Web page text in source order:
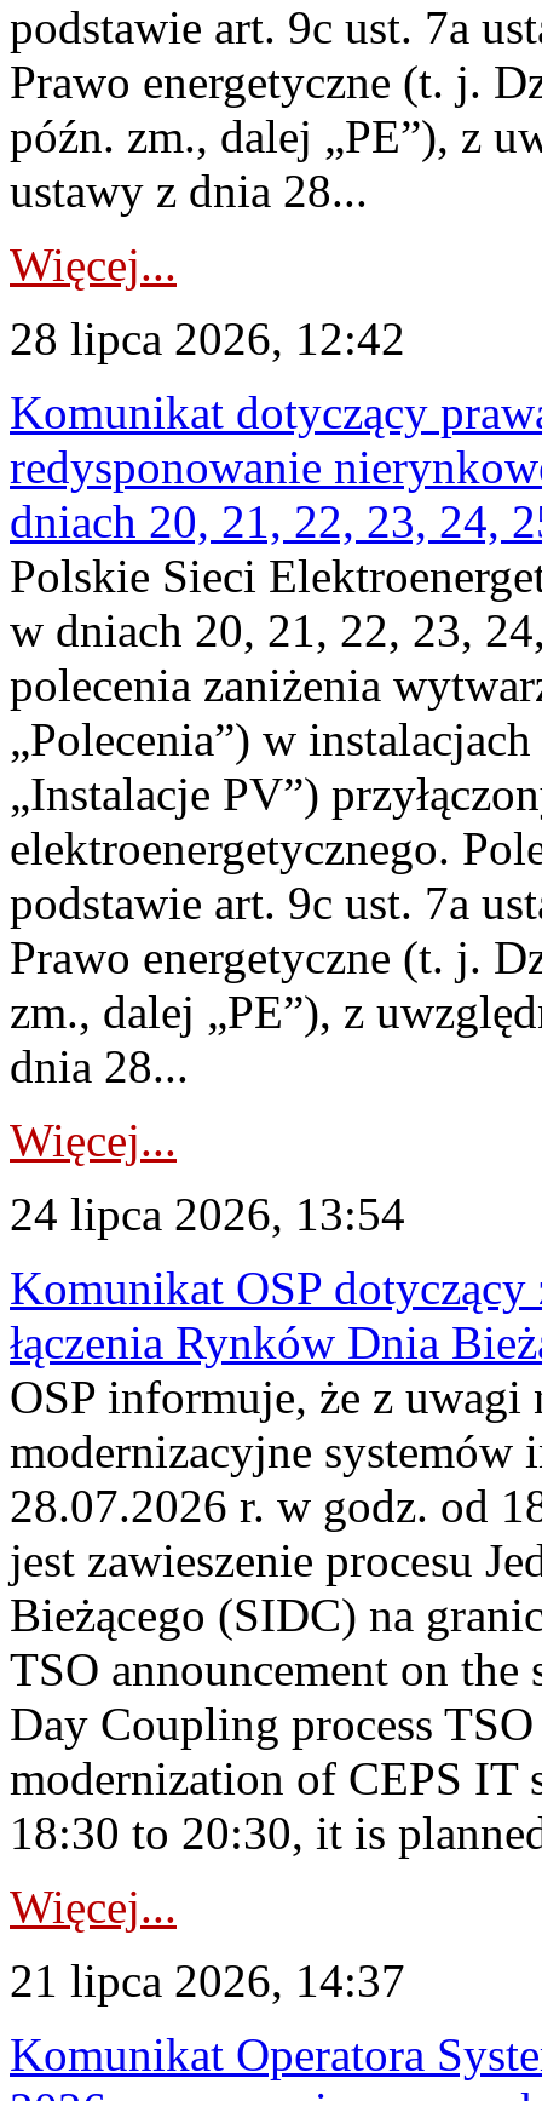
podstawie art. 9c ust. 7a
Prawo energetyczne (t. j.
późn. zm., dalej „PE”), z
ustawy z dnia 28...
Więcej...
28 lipca 2026, 12:42
Komunikat dotyczący
redysponowanie
dniach 20, 21, 22, 23, 24,
Polskie Sieci
w dniach 20, 21, 22, 23,
polecenia zaniżenia
„Polecenia”) w
„Instalacje PV”)
elektroenergetycznego.
podstawie art. 9c ust. 7a
Prawo energetyczne (t. j.
zm., dalej „PE”), z
dnia 28...
Więcej...
24 lipca 2026, 13:54
Komunikat OSP dotyczący
łączenia Rynków Dnia
OSP informuje, że z uwagi
modernizacyjne
28.07.2026 r. w godz. od
jest zawieszenie procesu
Bieżącego (SIDC) na
TSO announcement on
Day Coupling process
modernization of CEPS IT
18:30 to 20:30, it is
Więcej...
21 lipca 2026, 14:37
Komunikat Operatora